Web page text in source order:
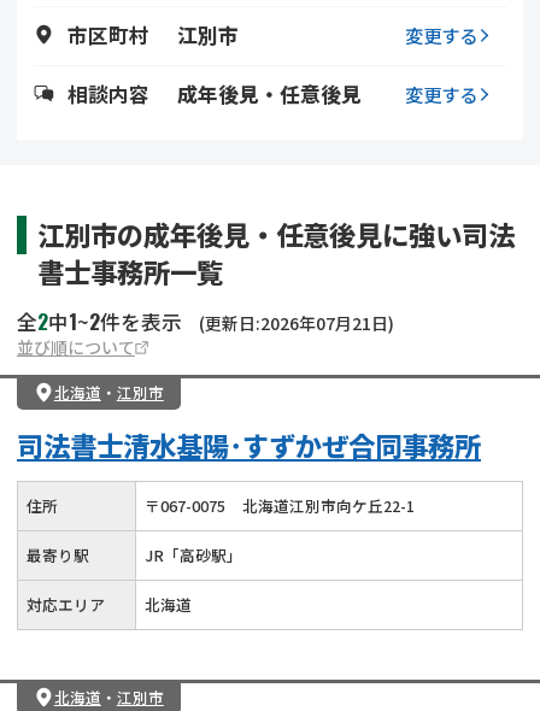
不動産評価(相続不動
調査・アンケート
市区町村 江別市 変更する
相談内容 成年後見・任意後見 変更する
江別市の成年後見・任意後見に強い司法
書士事務所一覧
全2中1~2件を表示
(更新日:2026年07月21日)
並び順について
北海道 ・ 江別市
司法書士清水基陽･すずかぜ合同事務所
住所 〒067-0075 北海道江別市向ケ丘22-1
最寄り駅 JR「高砂駅」
対応エリア 北海道
北海道 ・ 江別市